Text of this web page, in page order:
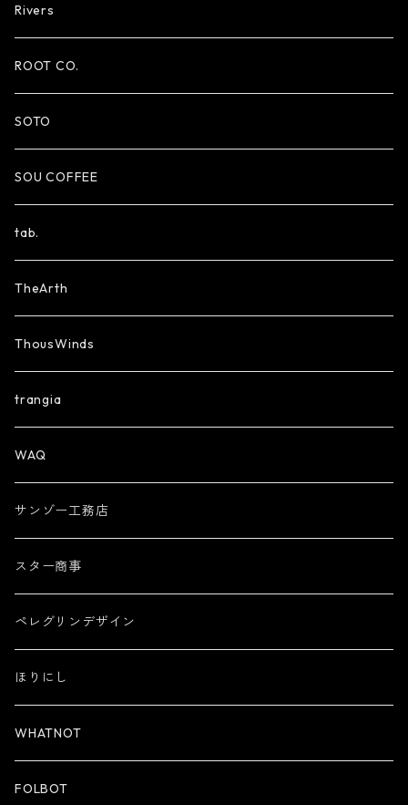
Rivers
ROOT CO.
SOTO
SOU COFFEE
tab.
TheArth
ThousWinds
trangia
WAQ
サンゾー工務店
スター商事
ペレグリンデザイン
ほりにし
WHATNOT
FOLBOT